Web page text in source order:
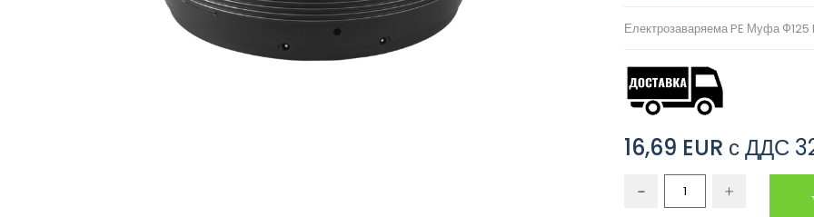
Електрозаваряема PE Муфа Ф125
16,69 EUR с ДДС